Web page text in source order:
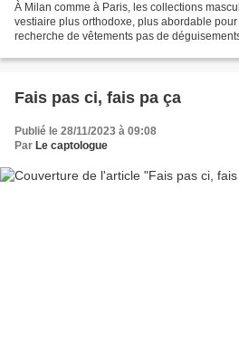
À Milan comme à Paris, les collections
vestiaire plus orthodoxe, plus abordable
recherche de vêtements pas de
Fais pas ci, fais pa ça
Publié le 28/11/2023 à 09:08
Par Le captologue